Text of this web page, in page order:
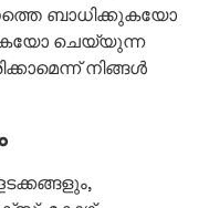
ബാധിക്കുകയോ
ചെയ്യുന്ന
നിങ്ങൾ